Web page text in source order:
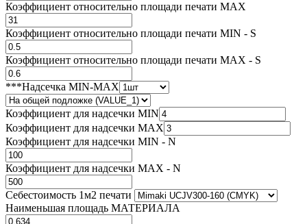
Коэффициент относительно площади печати MAX
Коэффициент относительно площади печати MIN - S
Коэффициент относительно площади печати MAX - S
***Надсечка MIN-MAX
Коэффициент для надсечки MIN
Коэффициент для надсечки MAX
Коэффициент для надсечки MIN - N
Коэффициент для надсечки MAX - N
Cебестоимость 1м2 печати
Наименьшая площадь МАТЕРИАЛА